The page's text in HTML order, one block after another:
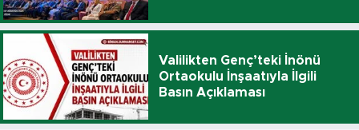
Valilikten Genç’teki İnönü
Ortaokulu İnşaatıyla İlgili
Basın Açıklaması